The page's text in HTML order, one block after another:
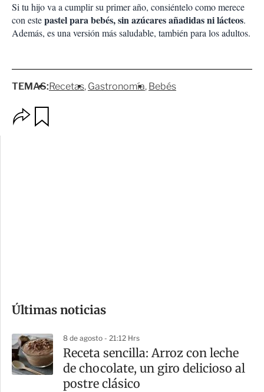
Si tu hijo va a cumplir su primer año, consiéntelo como merece
con estepastel para bebés, sin azúcares añadidas ni lácteos.
Además, es una versión más saludable, también para los adultos.
TEMAS: Recetas Gastronomía Bebés
m
a
r
t
Últimas noticias
8 de agosto - 21:12 Hrs
Receta sencilla: Arroz con leche
de chocolate, un giro delicioso al
postre clásico